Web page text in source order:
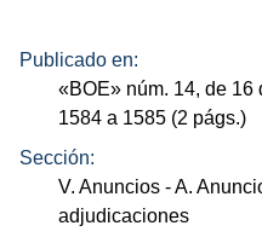
Publicado en:
«BOE» núm. 14, de 16
1584 a 1585 (2 págs.)
Sección:
V. Anuncios - A.
adjudicaciones